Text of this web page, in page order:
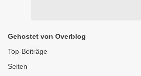
Gehostet von Overblog
Top-Beiträge
Seiten